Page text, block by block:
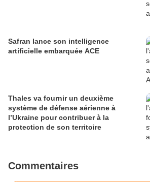
Safran lance son intelligence
artificielle embarquée ACE
Thales va fournir un deuxième
système de défense aérienne à
l’Ukraine pour contribuer à la
protection de son territoire
Commentaires